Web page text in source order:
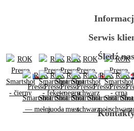
Serwis
Śledź nas